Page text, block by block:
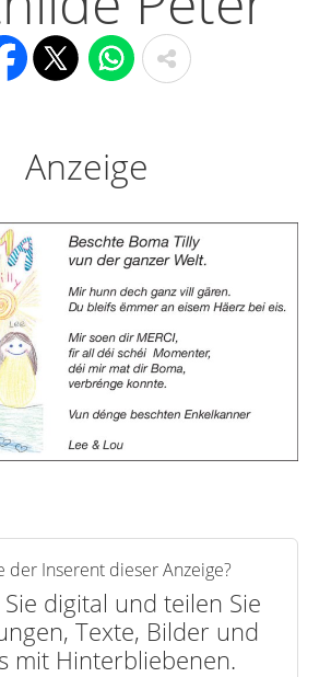
Anzeige
der Inserent dieser Anzeige?
digital und teilen Sie
Texte, Bilder und
mit Hinterbliebenen.